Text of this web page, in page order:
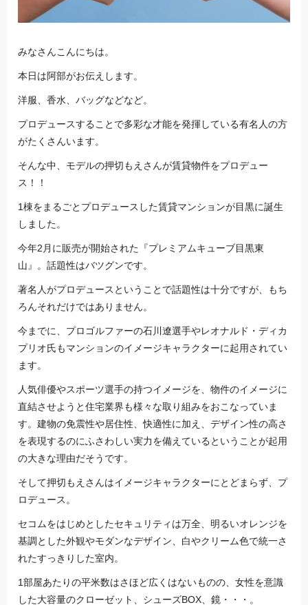
みなさんこんにちは。
本日は阿部がお伝えします。
洋服、香水、バッグなどなど。
プロデュースすることで多彩な才能を発揮している有名人の方
がたくさんいます。
そんな中、モデルの押切もえさんが賃貸物件をプロデュー
ス！！
1棟をまるごとプロデュースした賃貸マンションが目黒に誕生
しました。
今年2月に販売が開始された『プレミアムキューブ目黒東
山』。話題性はバツグンです。
著名人がプロデュースということで話題性は十分ですが、もち
ろんそれだけではありません。
今までに、プロゴルファーの石川遼選手やレオナルド・ディカ
プリオ氏もマンションのイメージキャラクターに起用されてい
ます。
人気俳優やスポーツ選手の持つイメージを、物件のイメージに
直結させようと住宅業界も様々な取り組みをおこなっていま
す。建物の免震性や居住性、快適性に加え、デザイン性の高さ
を表現するのにふさわしい実力を備えているということが起用
の大きな理由だそうです。
そして押切もえさんはイメージキャラクターにとどまらず、プ
ロデュース。
セコムをはじめとしたセキュリティは万全、明るいオレンジを
基調とした外観やモダンなデザイン、白やクリーム色で統一さ
れたすっきりした室内。
1部屋あたりの平米数はさほど広くはないものの、女性を意識
した大容量のクローゼット、シューズBOX、鏡・・・。